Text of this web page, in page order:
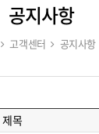
공지사항
고객센터 공지사항
제목